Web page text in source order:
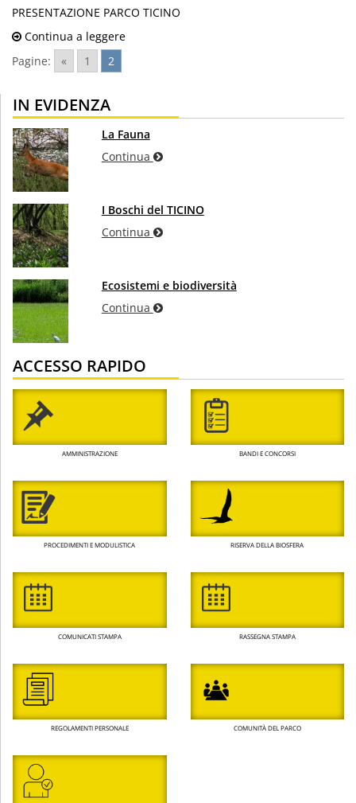
PRESENTAZIONE PARCO TICINO
Continua a leggere
Pagine:
« 1 2
IN EVIDENZA
La Fauna
Continua
I Boschi del TICINO
Continua
Ecosistemi e biodiversità
Continua
ACCESSO RAPIDO
AMMINISTRAZIONE BANDI E CONCORSI
PROCEDIMENTI E MODULISTICA RISERVA DELLA BIOSFERA
COMUNICATI STAMPA RASSEGNA STAMPA
REGOLAMENTI PERSONALE COMUNITÀ DEL PARCO